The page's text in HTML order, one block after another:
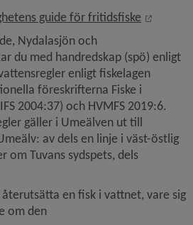
guide för fritidsfiske
Länk
Nydalasjön och
du med handredskap (spö) enligt
enligt fiskelagen
föreskrifterna Fiske i
2004:37) och HVMFS 2019:6.
gäller i Umeälven ut till
av dels en linje i väst-östlig
om Tuvans sydspets, dels
en fisk i vattnet, vare sig
om den